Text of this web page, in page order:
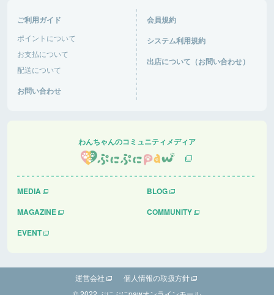
今日は日中からにぎわっていて、犬達は楽しくお友
達作り、追いかけっこ楽しんでいました。さすがG
Wで混み混み！車の出入りが大変そうだった！
道の駅あがつま峡
今日は日中からにぎわっていて、犬達は楽しくお友
快適で過ごしやすい
ケンジーの森ドッグラン＆キャンプ場
ご利用ガイド
ポイントについて
お支払について
配送について
お問い合わせ
会員規約
システム利用規約
出店について（お問い合わせ）
わんちゃんのコミュニティメディア
MEDIA
BLOG
MAGAZINE
COMMUNITY
EVENT
運営会社
個人情報の取扱方針